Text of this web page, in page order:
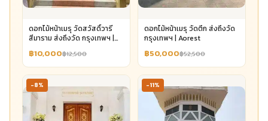
ดอกไม้หน้าเมรุ วัดสวัสดิ์วารี
สีมาราม ส่งถึงวัด กรุงเทพฯ |
฿10,000฿12,500
ดอกไม้หน้าเมรุ วัดตึก ส่งถึงวัด
กรุงเทพฯ | Aorest
฿50,000฿52,500
-8% -11%